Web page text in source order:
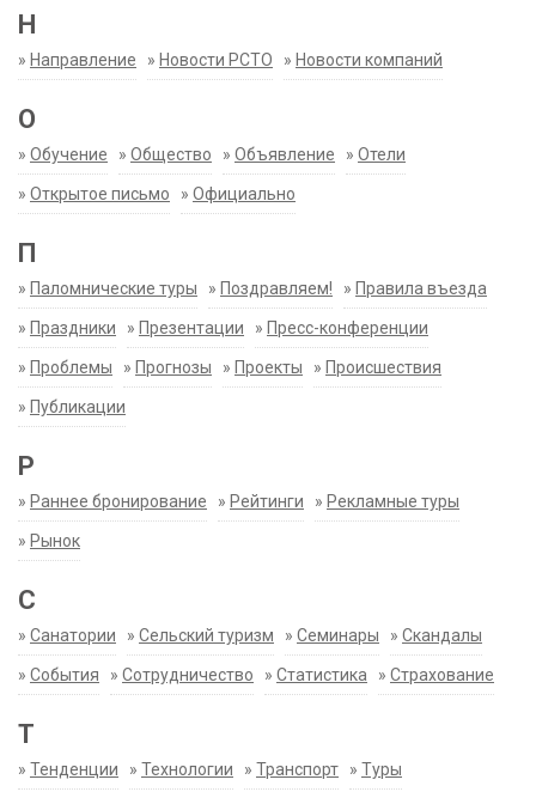
Н
» Направление » Новости РСТО » Новости компаний
О
» Обучение » Общество » Объявление » Отели
» Открытое письмо » Официально
П
» Паломнические туры » Поздравляем! » Правила въезда
» Праздники » Презентации » Пресс-конференции
» Проблемы » Прогнозы » Проекты » Происшествия
» Публикации
Р
» Раннее бронирование » Рейтинги » Рекламные туры
» Рынок
С
» Санатории » Сельский туризм » Семинары » Скандалы
» События » Сотрудничество » Статистика » Страхование
Т
» Тенденции » Технологии » Транспорт » Туры